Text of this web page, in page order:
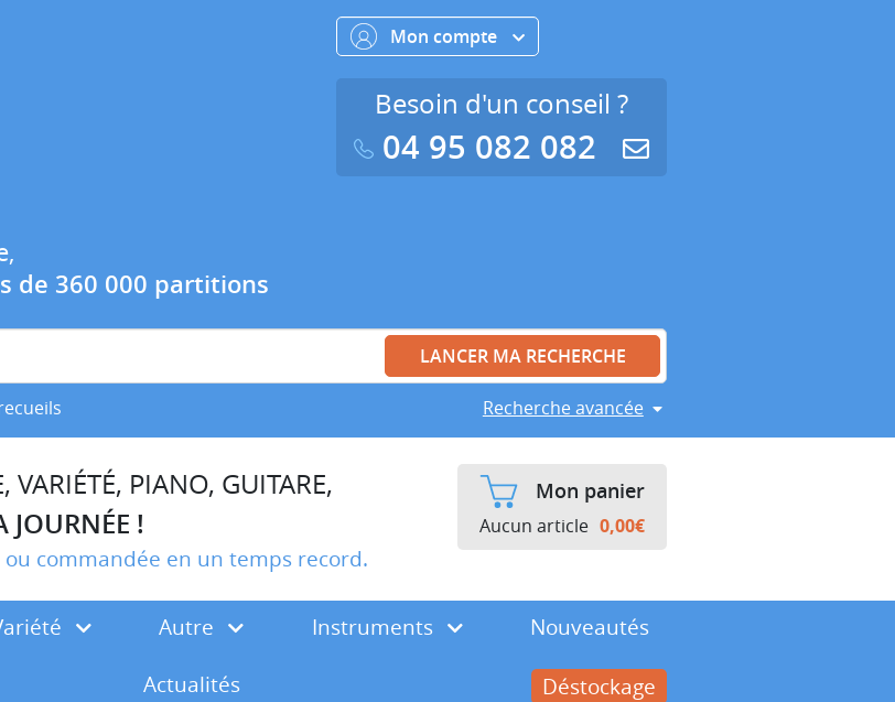
de 360 000 partitions
Recherche avancée
Mon compte
Besoin d'un conseil ?
04 95 082 082
VARIÉTÉ, PIANO, GUITARE,
JOURNÉE !
commandée en un temps record.
Mon panier
Aucun article 0,00€
Autre Instruments
Nouveautés
Actualités Déstockage